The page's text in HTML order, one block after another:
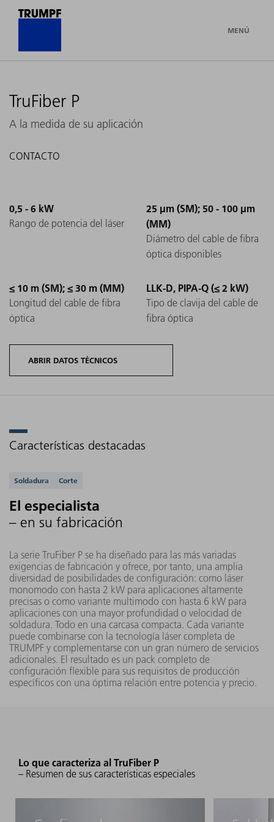
MENÚ
TruFiber P
A la medida de su aplicación
CONTACTO
0,5 - 6 kW
Rango de potencia del láser
25 µm (SM); 50 - 100 µm
(MM)
Diámetro del cable de fibra
óptica disponibles
≤ 10 m (SM); ≤ 30 m (MM)
Longitud del cable de fibra
óptica
LLK-D, PIPA-Q (≤ 2 kW)
Tipo de clavija del cable de
fibra óptica
ABRIR DATOS TÉCNICOS
producto
TruFiber
P
TruFiber
50x P
(FD89)
10 W -
500 W
1071 nm
≥ 2
TruFiber
100x P
(FD89)
20 W -
1000 W
2000 W
Características destacadas
Aplicaciones compatibles
Soldadura Corte
El especialista
– en su fabricación
La serie TruFiber P se ha diseñado para las más variadas
exigencias de fabricación y ofrece, por tanto, una amplia
diversidad de posibilidades de configuración: como láser
monomodo con hasta 2 kW para aplicaciones altamente
precisas o como variante multimodo con hasta 6 kW para
aplicaciones con una mayor profundidad o velocidad de
soldadura. Todo en una carcasa compacta. Cada variante
puede combinarse con la tecnología láser completa de
TRUMPF y complementarse con un gran número de servicios
adicionales. El resultado es un pack completo de
configuración flexible para sus requisitos de producción
específicos con una óptima relación entre potencia y precio.
Lo que caracteriza al TruFiber P
– Resumen de sus características especiales